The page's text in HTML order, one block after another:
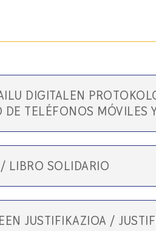
DIGITALEN
TELÉFONOS MÓVILES
LIBRO SOLIDARIO
JUSTIFIKAZIOA /